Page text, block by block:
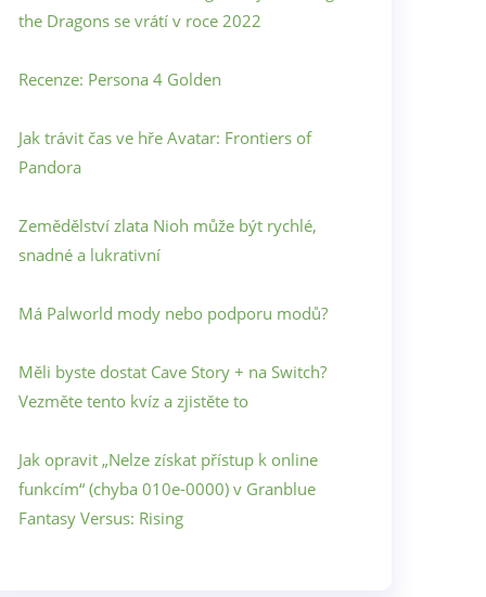
the Dragons se vrátí v roce 2022
Recenze: Persona 4 Golden
Jak trávit čas ve hře Avatar: Frontiers of
Pandora
Zemědělství zlata Nioh může být rychlé,
snadné a lukrativní
Má Palworld mody nebo podporu modů?
Měli byste dostat Cave Story + na Switch?
Vezměte tento kvíz a zjistěte to
Jak opravit „Nelze získat přístup k online
funkcím“ (chyba 010e-0000) v Granblue
Fantasy Versus: Rising